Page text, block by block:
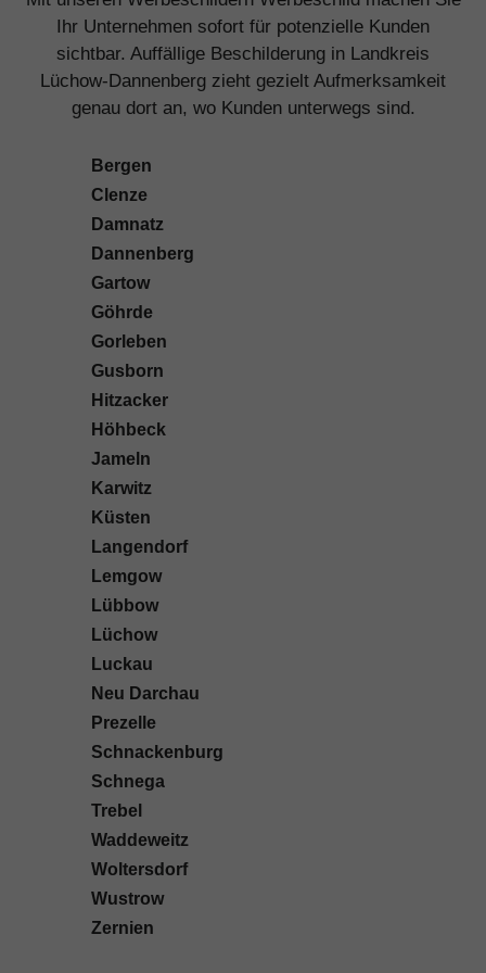
Ihr Unternehmen sofort für potenzielle Kunden
sichtbar. Auffällige Beschilderung in Landkreis
Lüchow-Dannenberg zieht gezielt Aufmerksamkeit
genau dort an, wo Kunden unterwegs sind.
Bergen
Clenze
Damnatz
Dannenberg
Gartow
Göhrde
Gorleben
Gusborn
Hitzacker
Höhbeck
Jameln
Karwitz
Küsten
Langendorf
Lemgow
Lübbow
Lüchow
Luckau
Neu Darchau
Prezelle
Schnackenburg
Schnega
Trebel
Waddeweitz
Woltersdorf
Wustrow
Zernien